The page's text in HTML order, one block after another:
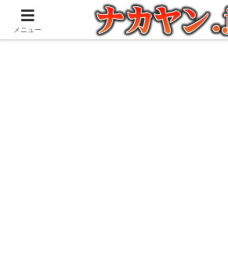
アウトドアとガジェット好きな管理人の愉
メニュー